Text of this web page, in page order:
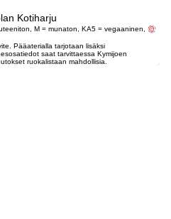
Kotiharju
M = munaton, KA5 = vegaaninen,
Pääaterialla tarjotaan lisäksi
saat tarvittaessa Kymijoen
ruokalistaan mahdollisia.